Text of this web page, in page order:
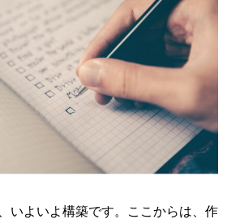
いよいよ構築です。ここからは、作